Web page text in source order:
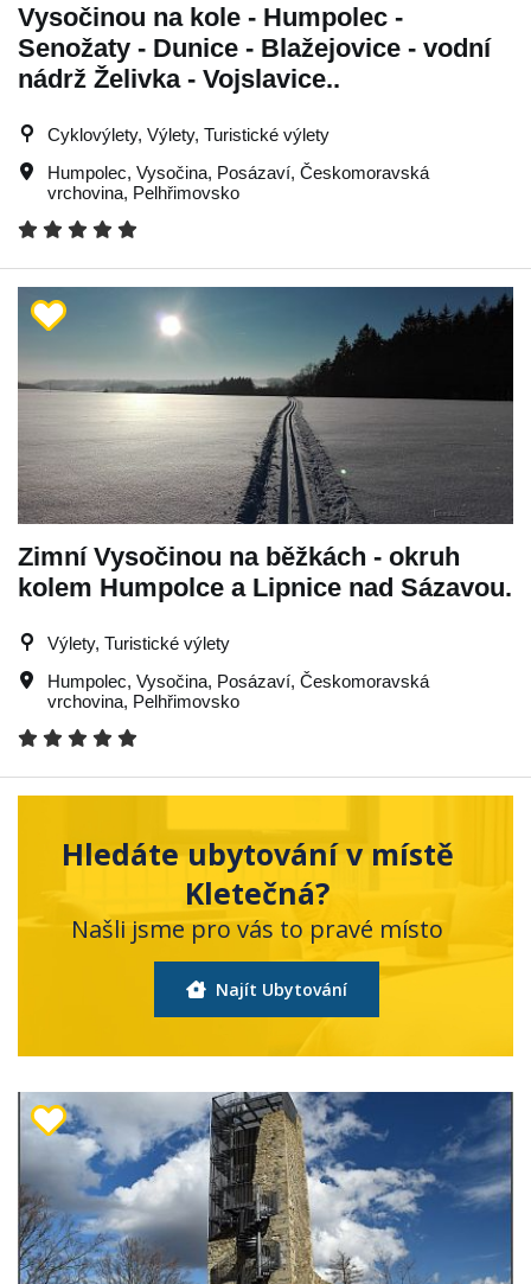
Vysočinou na kole - Humpolec -
Senožaty - Dunice - Blažejovice - vodní
nádrž Želivka - Vojslavice..
Cyklovýlety, Výlety, Turistické výlety
Humpolec, Vysočina, Posázaví, Českomoravská
vrchovina, Pelhřimovsko
Zimní Vysočinou na běžkách - okruh
kolem Humpolce a Lipnice nad Sázavou.
Výlety, Turistické výlety
Humpolec, Vysočina, Posázaví, Českomoravská
vrchovina, Pelhřimovsko
Hledáte ubytování v místě
Kletečná?
Našli jsme pro vás to pravé místo
Najít Ubytování